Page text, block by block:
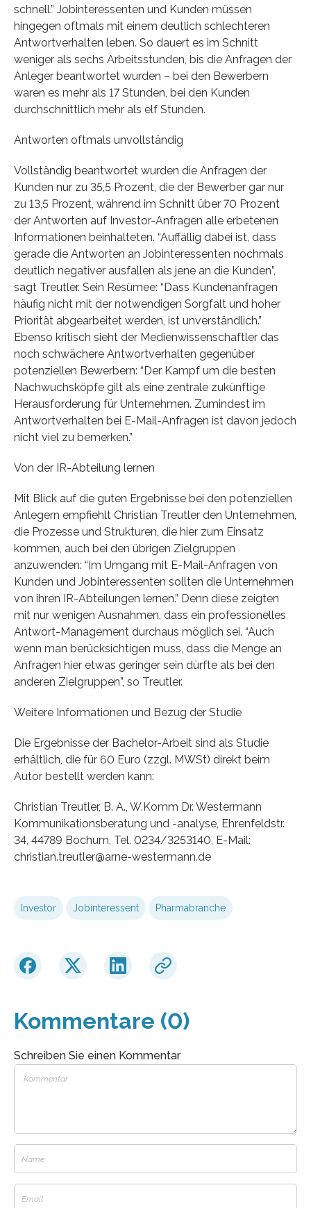
schnell.” Jobinteressenten und Kunden müssen
hingegen oftmals mit einem deutlich schlechteren
Antwortverhalten leben. So dauert es im Schnitt
weniger als sechs Arbeitsstunden, bis die Anfragen der
Anleger beantwortet wurden – bei den Bewerbern
waren es mehr als 17 Stunden, bei den Kunden
durchschnittlich mehr als elf Stunden.
Antworten oftmals unvollständig
Vollständig beantwortet wurden die Anfragen der
Kunden nur zu 35,5 Prozent, die der Bewerber gar nur
zu 13,5 Prozent, während im Schnitt über 70 Prozent
der Antworten auf Investor-Anfragen alle erbetenen
Informationen beinhalteten. “Auffällig dabei ist, dass
gerade die Antworten an Jobinteressenten nochmals
deutlich negativer ausfallen als jene an die Kunden”,
sagt Treutler. Sein Resümee: “Dass Kundenanfragen
häufig nicht mit der notwendigen Sorgfalt und hoher
Priorität abgearbeitet werden, ist unverständlich.”
Ebenso kritisch sieht der Medienwissenschaftler das
noch schwächere Antwortverhalten gegenüber
potenziellen Bewerbern: “Der Kampf um die besten
Nachwuchsköpfe gilt als eine zentrale zukünftige
Herausforderung für Unternehmen. Zumindest im
Antwortverhalten bei E-Mail-Anfragen ist davon jedoch
nicht viel zu bemerken.”
Von der IR-Abteilung lernen
Mit Blick auf die guten Ergebnisse bei den potenziellen
Anlegern empfiehlt Christian Treutler den Unternehmen,
die Prozesse und Strukturen, die hier zum Einsatz
kommen, auch bei den übrigen Zielgruppen
anzuwenden: “Im Umgang mit E-Mail-Anfragen von
Kunden und Jobinteressenten sollten die Unternehmen
von ihren IR-Abteilungen lernen.” Denn diese zeigten
mit nur wenigen Ausnahmen, dass ein professionelles
Antwort-Management durchaus möglich sei. “Auch
wenn man berücksichtigen muss, dass die Menge an
Anfragen hier etwas geringer sein dürfte als bei den
anderen Zielgruppen”, so Treutler.
Weitere Informationen und Bezug der Studie
Die Ergebnisse der Bachelor-Arbeit sind als Studie
erhältlich, die für 60 Euro (zzgl. MWSt) direkt beim
Autor bestellt werden kann:
Christian Treutler, B. A., W.Komm Dr. Westermann
Kommunikationsberatung und -analyse, Ehrenfeldstr.
34, 44789 Bochum, Tel. 0234/3253140, E-Mail:
christian.treutler@arne-westermann.de
Investor Jobinteressent Pharmabranche
Kommentare (0)
Schreiben Sie einen Kommentar